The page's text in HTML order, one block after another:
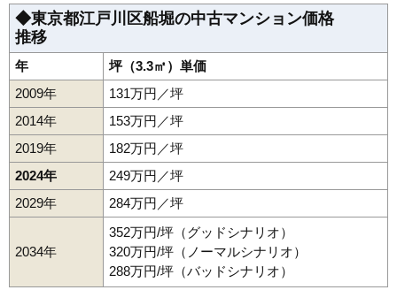
◆東京都江戸川区船堀の中古マンション価格
推移
年
坪（3.3㎡）単価
2009年
131万円／坪
2014年
153万円／坪
2019年
182万円／坪
2024年
249万円／坪
2029年
284万円／坪
2034年
352万円/坪（グッドシナリオ）
320万円/坪（ノーマルシナリオ）
288万円/坪（バッドシナリオ）